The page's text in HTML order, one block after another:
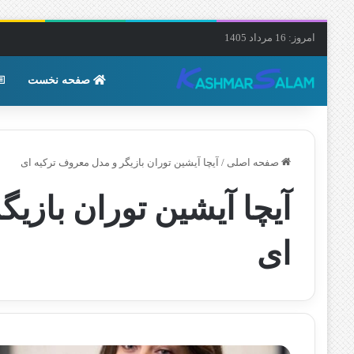
امروز: 16 مرداد 1405
صفحه نخست
صفحه اصلی / آیچا آیشین توران بازیگر و مدل معروف ترکیه ای
آیچا آیشین توران
ای